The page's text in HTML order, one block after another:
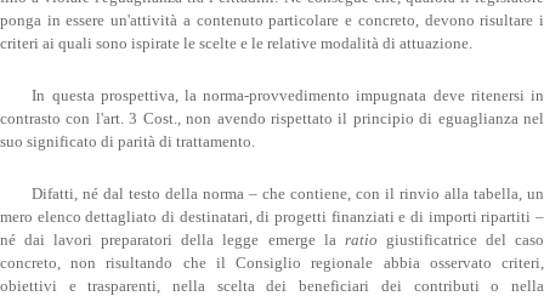
ponga in essere un'attività a contenuto particolare e concreto, devono risultare i
criteri ai quali sono ispirate le scelte e le relative modalità di attuazione.
In questa prospettiva, la norma-provvedimento impugnata deve ritenersi in
contrasto con l'art. 3 Cost., non avendo rispettato il principio di eguaglianza nel
suo significato di parità di trattamento.
Difatti, né dal testo della norma – che contiene, con il rinvio alla tabella, un
mero elenco dettagliato di destinatari, di progetti finanziati e di importi ripartiti –
né dai lavori preparatori della legge emerge la ratio giustificatrice del caso
concreto, non risultando che il Consiglio regionale abbia osservato criteri,
obiettivi e trasparenti, nella scelta dei beneficiari dei contributi o nella